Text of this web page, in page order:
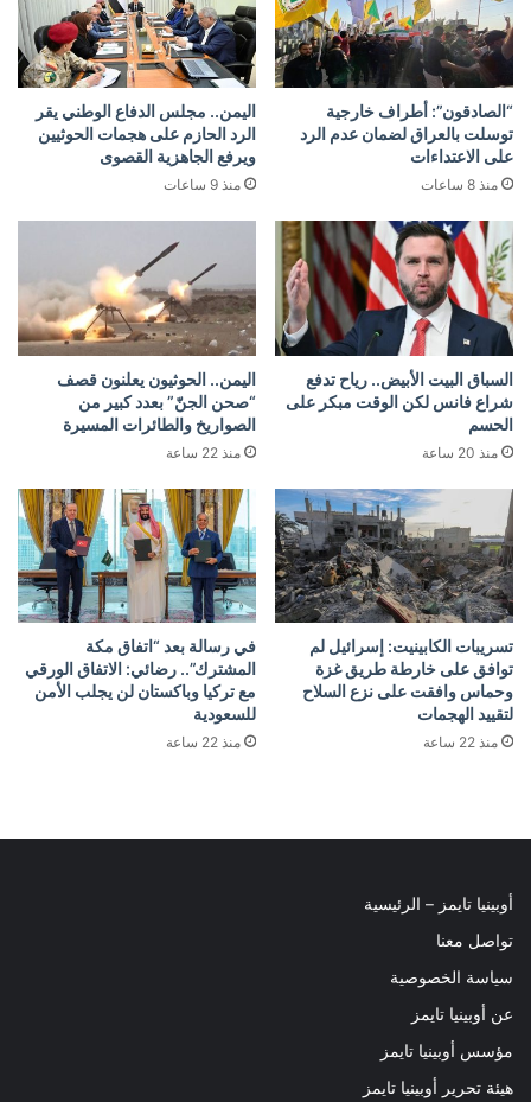
“الصادقون”: أطراف خارجية
توسلت بالعراق لضمان عدم الرد
على الاعتداءات
منذ 8 ساعات
اليمن.. مجلس الدفاع الوطني يقر
الرد الحازم على هجمات الحوثيين
ويرفع الجاهزية القصوى
منذ 9 ساعات
السباق البيت الأبيض.. رياح تدفع
شراع فانس لكن الوقت مبكر على
الحسم
منذ 20 ساعة
اليمن.. الحوثيون يعلنون قصف
“صحن الجنّ” بعدد كبير من
الصواريخ والطائرات المسيرة
منذ 22 ساعة
تسريبات الكابينيت: إسرائيل لم
توافق على خارطة طريق غزة
وحماس وافقت على نزع السلاح
لتقييد الهجمات
منذ 22 ساعة
في رسالة بعد “اتفاق مكة
المشترك”.. رضائي: الاتفاق الورقي
مع تركيا وباكستان لن يجلب الأمن
للسعودية
منذ 22 ساعة
أوبينيا تايمز – الرئيسية
تواصل معنا
سياسة الخصوصية
عن أوبينيا تايمز
مؤسس أوبينيا تايمز
هيئة تحرير أوبينيا تايمز